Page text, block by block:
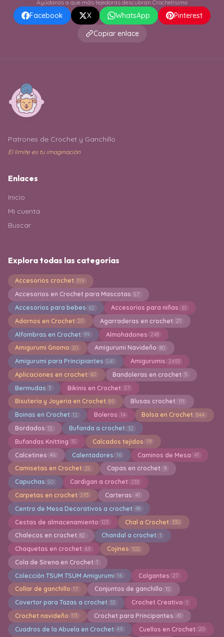
Ayúdanos a que más tejedoras descubran Crochetísimo
Facebook X WhatsApp
Pinterest
Copiar enlace
Patrones de Crochet y Ganchillo
El límite es tu imaginación
Enlaces
Inicio
Mi cuenta
Buscar
Explora todas las categorías
Accesorios crochet 319
Accesorios en Crochet para Mascotas 57
Accesorios para bebes 62 Accesorios para niñas 61
Adornos en Crochet 20 Agarraderas en crochet 21
Alfombras en Crochet 99 Almohadones 248
Amigurumi Gnomo 20 Amigurumi Navideño 80
Amigurumi para Principiantes 541 Amigurumis 2493
Aplicaciones en crochet 60 Bandoleras en crochet 5
Bermudas 3 Bikinis en Crochet 27
Bisuteria y Joyeria en Crochet 89 Blusas crochet 111
Boinas en Crochet 12 Boleros 14 Bolsa en Crochet 844
Bordados 12 Bufanda a crochet 32
Bufandas Knitting 15 Calcados tejidos 19
Calcetines 46 Calentadores 16 Caminos de Mesa 41
Camisetas en Crochet 25 Capas en crochet 9
Capuchas 50 Cardigan a crochet 233
Carpetas en crochet 293 Carteras 41
Centro de Mesa Decorativos a crochet 48
Cestas de almacenamiento 123 Chal a Crochet 330
Chalecos en crochet 82 Chandal a crochet 1
Chaquetas en crochet 69 Cojines 102
Cola de Sirena en Crochet 1
Colección TSUM TSUM Amigurumi 16 Colgantes 27
Collar de ganchillo 17 Conjuntos de ganchillo 15
Covertor para Tazas a crochet 33 Crochet Creativo 1
Crochet navideño 113 Crochet para Principantes 41
Cuadros de la Abuela en Crochet 49 Cuellos en Crochet 20